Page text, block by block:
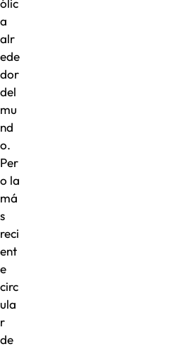
ólic
a
alr
ede
dor
del
mu
nd
o.
Per
o la
má
s
reci
ent
e
circ
ula
r
de